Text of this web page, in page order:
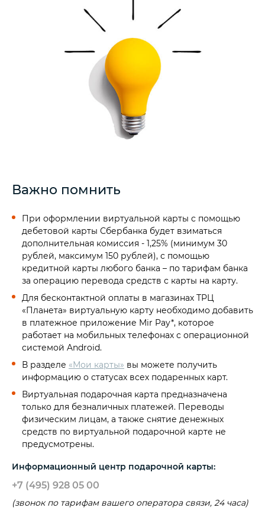
Важно помнить
При оформлении виртуальной карты с помощью
дебетовой карты Сбербанка будет взиматься
дополнительная комиссия - 1,25% (минимум 30
рублей, максимум 150 рублей), с помощью
кредитной карты любого банка – по тарифам банка
за операцию перевода средств с карты на карту.
Для бесконтактной оплаты в магазинах ТРЦ
«Планета» виртуальную карту необходимо добавить
в платежное приложение Mir Pay*, которое
работает на мобильных телефонах с операционной
системой Android.
В разделе «Мои карты» вы можете получить
информацию о статусах всех подаренных карт.
Виртуальная подарочная карта предназначена
только для безналичных платежей. Переводы
физическим лицам, а также снятие денежных
средств по виртуальной подарочной карте не
предусмотрены.
Информационный центр подарочной карты:
+7 (495) 928 05 00
(звонок по тарифам вашего оператора связи, 24 часа)